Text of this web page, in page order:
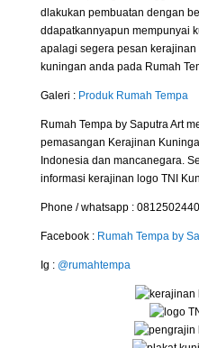
dlakukan pembuatan dengan
ddapatkannyapun mempunyai
apalagi segera pesan kerajinan
kuningan anda pada Rumah
Galeri : Produk Rumah Tempa
Rumah Tempa by Saputra Art
pemasangan Kerajinan
Indonesia dan mancanegara.
informasi kerajinan logo TNI
Phone / whatsapp :
Facebook : Rumah Tempa by
Ig : @rumahtempa